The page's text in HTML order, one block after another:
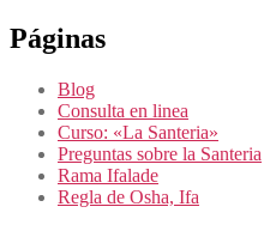
Páginas
Blog
Consulta en linea
Curso: «La Santeria»
Preguntas sobre la Santeria
Rama Ifalade
Regla de Osha, Ifa